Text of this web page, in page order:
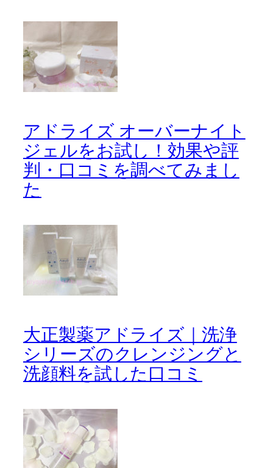
アドライズ オーバーナイト
ジェルをお試し！効果や評
判・口コミを調べてみまし
た
大正製薬アドライズ｜洗浄
シリーズのクレンジングと
洗顔料を試した口コミ